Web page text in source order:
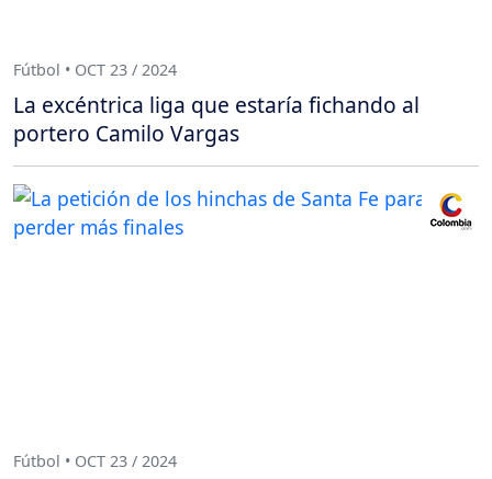
Fútbol • OCT 23 / 2024
La excéntrica liga que estaría fichando al
portero Camilo Vargas
Fútbol • OCT 23 / 2024